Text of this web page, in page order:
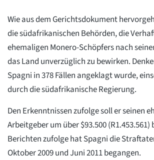
Wie aus dem Gerichtsdokument
die südafrikanischen Behörden, die
ehemaligen Monero-Schöpfers nach
das Land unverzüglich zu bewirken.
Spagni in 378 Fällen angeklagt wurde,
durch die südafrikanische Regierung.
Den Erkenntnissen zufolge soll er seinen
Arbeitgeber um über $93.500
Berichten zufolge hat Spagni die
Oktober 2009 und Juni 2011 begangen.